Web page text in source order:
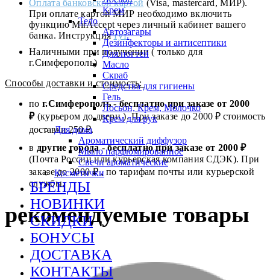
Крем
Тело
Автозагары
Дезинфекторы и антисептики
Для ногтей
Масло
Скраб
Средства для гигиены
Гель
Лосьон, Крем, Молочко
Крем для рук
Для дома
Ароматический диффузор
Мыло парфюмированное
Свечи ароматические
Косметички
БРЕНДЫ
НОВИНКИ
СКИДКИ
БОНУСЫ
ДОСТАВКА
КОНТАКТЫ
Оплата банковской картой (Visa, mastercard, МИР).
При оплате картой МИР необходимо включить
функцию MirAccept через личный кабинет вашего
банка. Инструкциятут.
Наличными при получении ( только для
г.Симферополь)
Способы доставки и стоимость:
по г.Симферополь-бесплатно при заказе от 2000
₽(курьером до двери ). При заказе до 2000 ₽ стоимость
доставки 250 ₽.
в другие города-бесплатно при заказе от 2000 ₽
(Почта России или курьерская компания СДЭК). При
заказе до 2000 ₽ , по тарифам почты или курьерской
службы.
рекомендуемые товары